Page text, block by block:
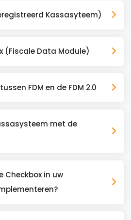
Kassasyteem)
(Fiscale Data Module)
FDM en de FDM 2.0
met de
Checkbox in uw